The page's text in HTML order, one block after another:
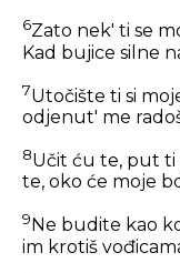
6Zato nek' ti se
Kad bujice silne
7Utočište ti si
odjenut' me
8Učit ću te, put ti
te, oko će moje
9 Ne budite kao
im krotiš